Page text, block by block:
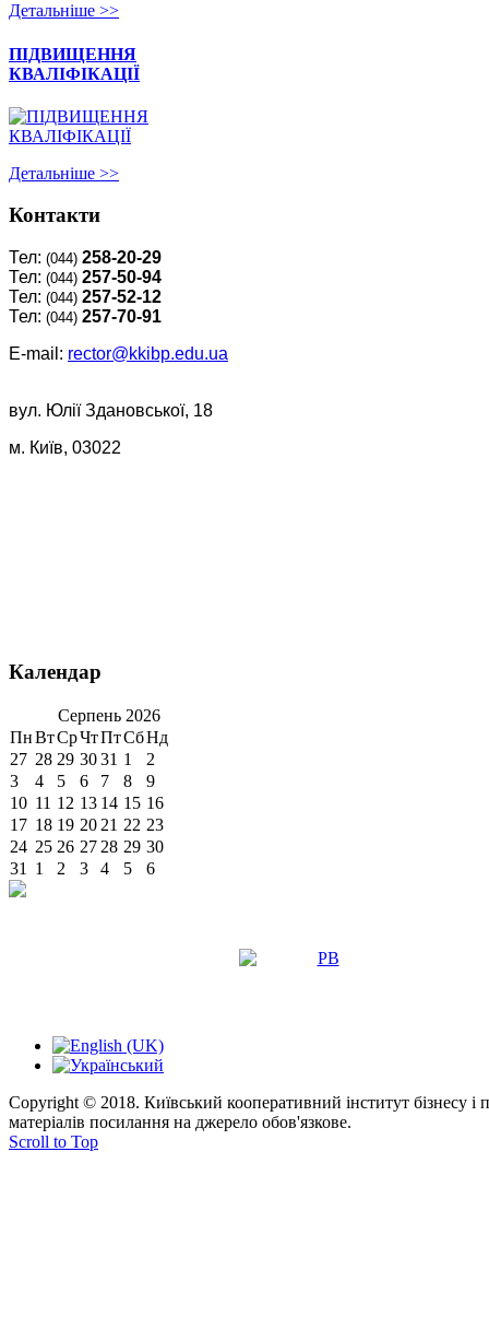
Детальнiше >>
ПІДВИЩЕННЯ
КВАЛІФІКАЦІЇ
Детальнiше >>
Контакти
Тел: (044) 258-20-29
Тел: (044) 257-50-94
Тел: (044) 257-52-12
Тел: (044) 257-70-91
E-mail: rector@kkibp.edu.ua
вул. Юлії Здановської, 18
м. Київ, 03022
Календар
Серпень 2026
ПнВтСрЧтПтСбНд
27 28 29 3031 1
2
3
4 5 6 7 8
9
10 11 12 13 14 15 16
17 18 19 20 21 22 23
24 25 26 27 28 29 30
31
1 2 3 4 5 6
Copyright © 2018. Київський кооперативний інститут бізнесу
матеріалів посилання на джерело обов'язкове.
Scroll to Top